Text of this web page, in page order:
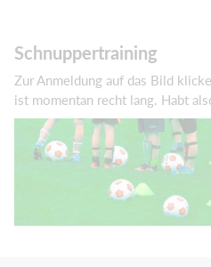
Schnuppertraining
Zur Anmeldung auf das Bild
ist momentan recht lang. Habt